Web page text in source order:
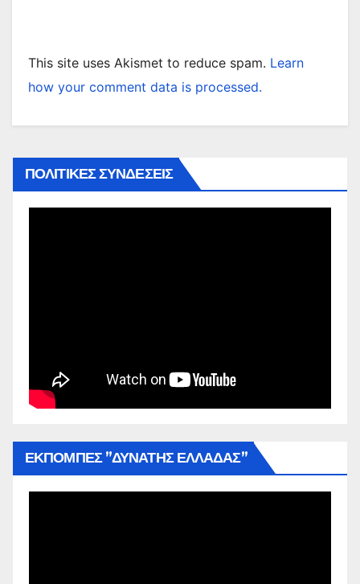
This site uses Akismet to reduce spam. Learn
how your comment data is processed.
ΠΟΛΙΤΙΚΕΣ ΣΥΝΔΕΣΕΙΣ
ΕΚΠΟΜΠΕΣ ”ΔΥΝΑΤΗΣ ΕΛΛΑΔΑΣ”